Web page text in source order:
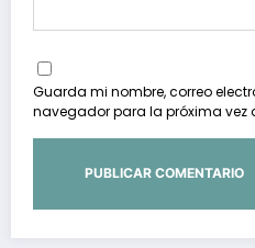
Guarda mi nombre, correo
navegador para la próxima vez